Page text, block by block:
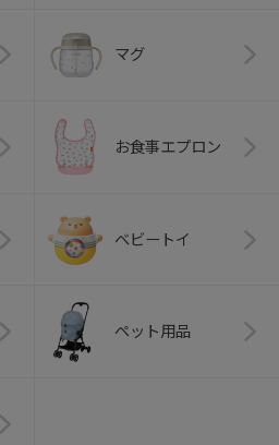
マグ
お食事エプロン
ベビートイ
ペット用品